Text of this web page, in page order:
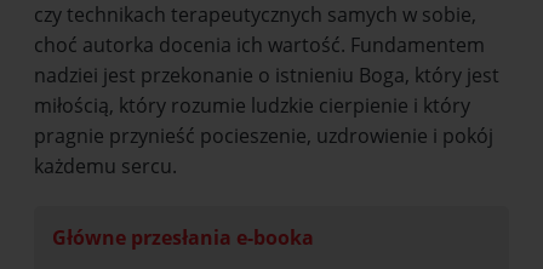
czy technikach terapeutycznych samych w sobie,
choć autorka docenia ich wartość. Fundamentem
nadziei jest przekonanie o istnieniu Boga, który jest
miłością, który rozumie ludzkie cierpienie i który
pragnie przynieść pocieszenie, uzdrowienie i pokój
każdemu sercu.
Główne przesłania e-booka